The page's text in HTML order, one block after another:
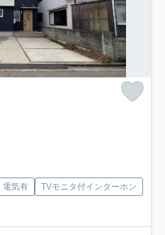
電気有
TVモニタ付インターホン